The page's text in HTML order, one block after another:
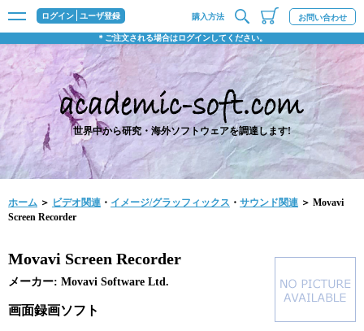
ログイン ユーザ登録
＊ご注文される場合はログインしてください。
購入方法 お問い合わせ
世界中から研究・海外ソフトウェアを調達します!
ホーム ＞ ビデオ関連 ・ イメージ/グラッフィックス ・ サウンド関連 ＞ Movavi
Screen Recorder
Movavi Screen Recorder
メーカー: Movavi Software Ltd.
画面録画ソフト